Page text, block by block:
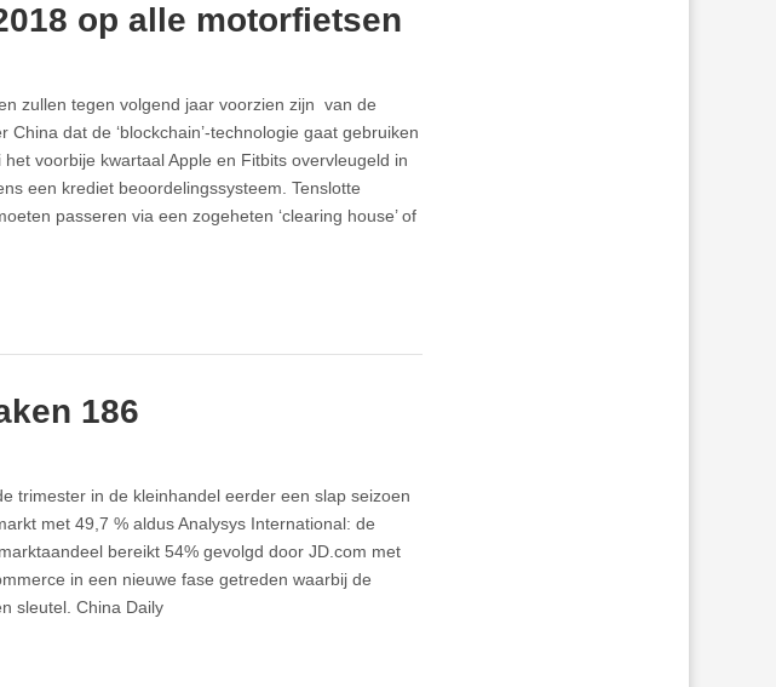
op alle motorfietsen
zullen tegen volgend jaar voorzien zijn van de
dat de ‘blockchain’-technologie gaat gebruiken
voorbije kwartaal Apple en Fitbits overvleugeld in
een krediet beoordelingssysteem. Tenslotte
passeren via een zogeheten ‘clearing house’ of
186
trimester in de kleinhandel eerder een slap seizoen
met 49,7 % aldus Analysys International: de
bereikt 54% gevolgd door JD.com met
in een nieuwe fase getreden waarbij de
sleutel. China Daily